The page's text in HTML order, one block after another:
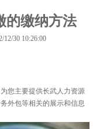
的缴纳方法
12/30 10:26:00
您主要提供长武人力资源
外包等相关的展示和信息